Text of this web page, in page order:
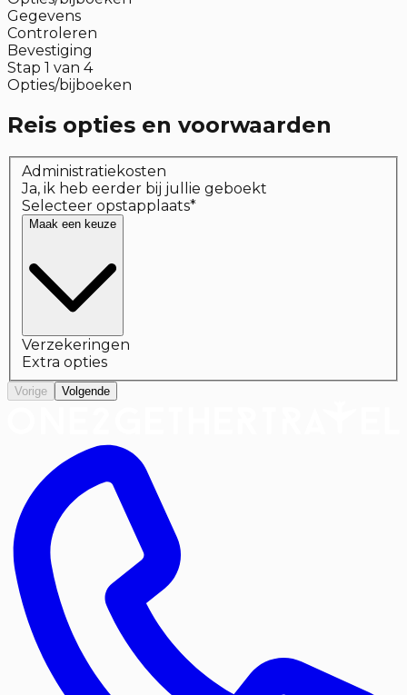
Gegevens
Controleren
Bevestiging
Stap 1 van 4
Opties/bijboeken
Reis opties en voorwaarden
Administratiekosten
Ja, ik heb eerder bij jullie geboekt
Selecteer opstapplaats*
Maak een keuze
Verzekeringen
Extra opties
Vorige Volgende